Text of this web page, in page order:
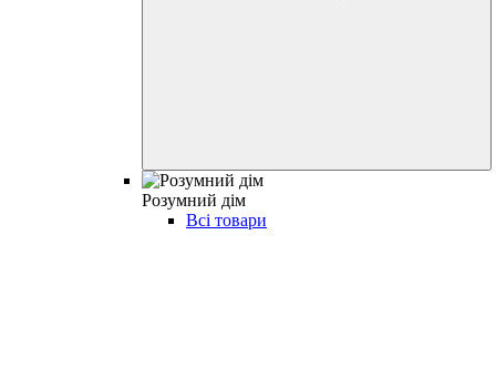
Розумний дім
Всі товари